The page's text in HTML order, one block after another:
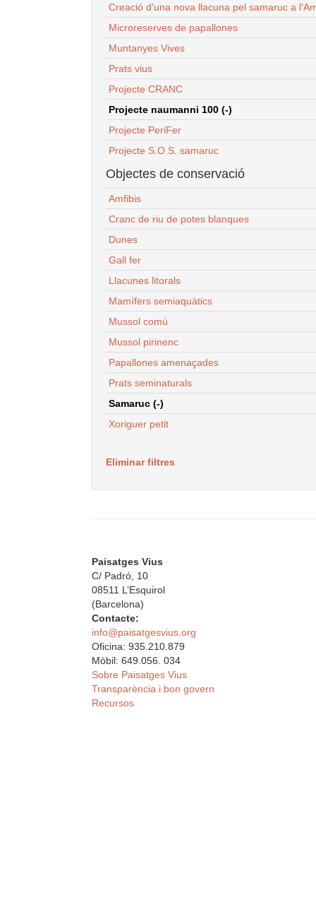
Creació d'una nova llacuna pel samaruc a
Microreserves de papallones
Muntanyes Vives
Prats vius
Projecte CRANC
Projecte naumanni 100 (-)
Projecte PeriFer
Projecte S.O.S. samaruc
Objectes de conservació
Amfibis
Cranc de riu de potes blanques
Dunes
Gall fer
Llacunes litorals
Mamífers semiaquàtics
Mussol comú
Mussol pirinenc
Papallones amenaçades
Prats seminaturals
Samaruc (-)
Xoriguer petit
Eliminar filtres
Paisatges Vius
C/ Padró, 10
08511 L’Esquirol
(Barcelona)
Contacte:
info@paisatgesvius.org
Oficina: 935.210.879
Mòbil: 649.056. 034
Sobre Paisatges Vius
Transparència i bon govern
Recursos